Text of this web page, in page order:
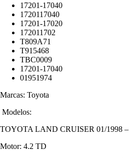
17201-17040
1720117040
17201-17020
172011702
T809A71
T915468
TBC0009
17201-17040
01951974
Marcas: Toyota
Modelos:
TOYOTA LAND CRUISER 01/1998 –
Motor: 4.2 TD